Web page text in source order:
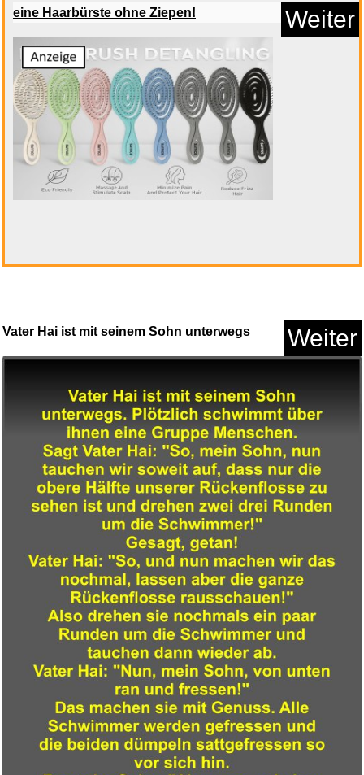
Anzeige
Find a Way...
Anzeige
eine Haarbürste ohne Ziepen! Weiter
Vater Hai ist mit seinem Sohn unterwegs Weiter